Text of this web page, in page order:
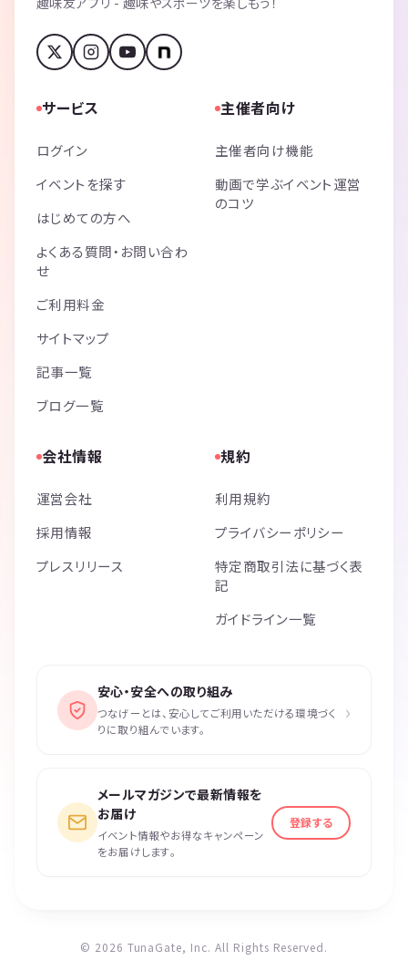
サービス
ログイン
イベントを探す
はじめての方へ
よくある質問・お問い合わ
せ
ご利用料金
サイトマップ
記事一覧
ブログ一覧
主催者向け
主催者向け機能
動画で学ぶイベント運営
のコツ
会社情報
運営会社
採用情報
プレスリリース
規約
利用規約
プライバシーポリシー
特定商取引法に基づく表
記
ガイドライン一覧
安心・安全への取り組み
つなげーとは、安心してご利用いただける環境づく
りに取り組んでいます。
›
メールマガジンで最新情報を
お届け
イベント情報やお得なキャンペーン
をお届けします。
登録する
© 2026 TunaGate, Inc. All Rights Reserved.